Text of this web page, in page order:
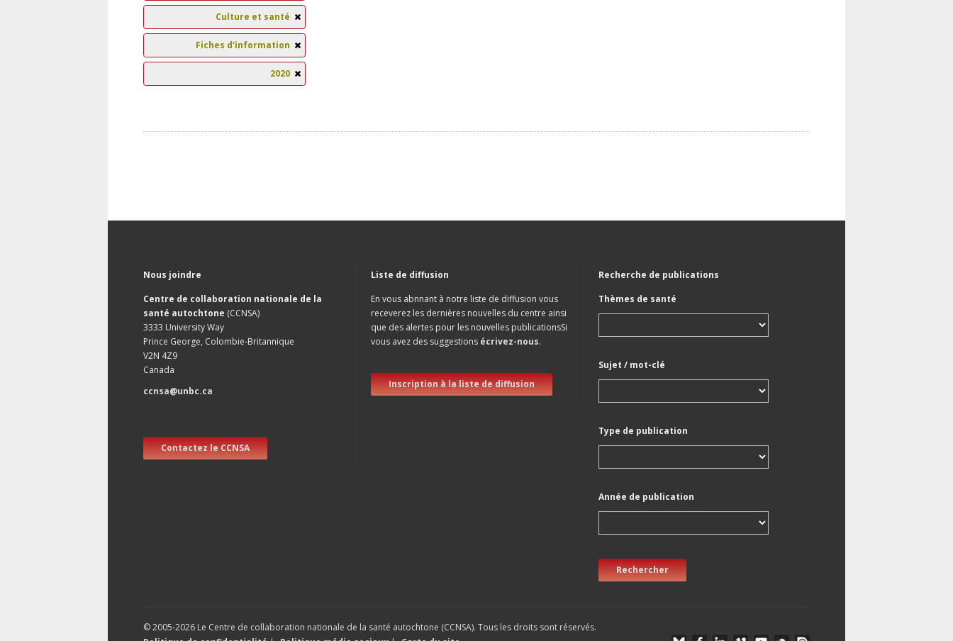
Culture et santé
Fiches d'information
2020
Nous joindre
Centre de collaboration nationale de la
santé autochtone (CCNSA)
3333 University Way
Prince George, Colombie-Britannique
V2N 4Z9
Canada
ccnsa@unbc.ca
Contactez le CCNSA
Liste de diffusion
En vous abnnant à notre liste de diffusion vous
receverez les dernières nouvelles du centre ainsi
que des alertes pour les nouvelles publicationsSi
vous avez des suggestions écrivez-nous.
Inscription à la liste de diffusion
Recherche de publications
Thèmes de santé
Sujet / mot-clé
Type de publication
Année de publication
Rechercher
© 2005-2026 Le Centre de collaboration nationale de la santé autochtone (CCNSA). Tous les droits sont réservés.